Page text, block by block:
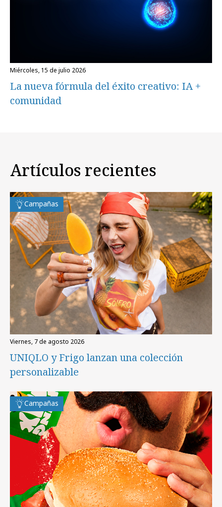
miércoles, 15 de julio 2026
La nueva fórmula del éxito creativo: IA +
comunidad
Artículos recientes
Campañas
viernes, 7 de agosto 2026
UNIQLO y Frigo lanzan una colección
personalizable
Campañas